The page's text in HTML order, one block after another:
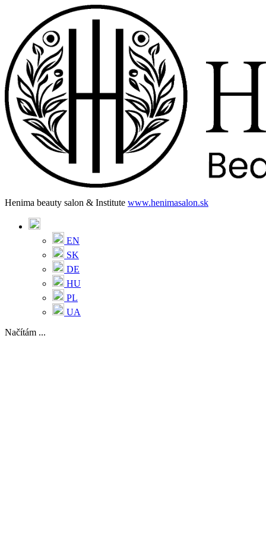
Henima beauty salon & Institute www.henimasalon.sk
EN
SK
DE
HU
PL
UA
Načítám ...